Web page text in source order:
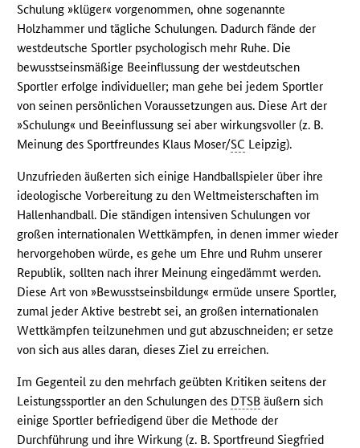
Schulung »klüger« vorgenommen, ohne sogenannte
Holzhammer und tägliche Schulungen. Dadurch fände der
westdeutsche Sportler psychologisch mehr Ruhe. Die
bewusstseinsmäßige Beeinflussung der westdeutschen
Sportler erfolge individueller; man gehe bei jedem Sportler
von seinen persönlichen Voraussetzungen aus. Diese Art der
»Schulung« und Beeinflussung sei aber wirkungsvoller (z. B.
Meinung des Sportfreundes Klaus Moser/SC Leipzig).
Unzufrieden äußerten sich einige Handballspieler über ihre
ideologische Vorbereitung zu den Weltmeisterschaften im
Hallenhandball. Die ständigen intensiven Schulungen vor
großen internationalen Wettkämpfen, in denen immer wieder
hervorgehoben würde, es gehe um Ehre und Ruhm unserer
Republik, sollten nach ihrer Meinung eingedämmt werden.
Diese Art von »Bewusstseinsbildung« ermüde unsere Sportler,
zumal jeder Aktive bestrebt sei, an großen internationalen
Wettkämpfen teilzunehmen und gut abzuschneiden; er setze
von sich aus alles daran, dieses Ziel zu erreichen.
Im Gegenteil zu den mehrfach geübten Kritiken seitens der
Leistungssportler an den Schulungen des DTSB äußern sich
einige Sportler befriedigend über die Methode der
Durchführung und ihre Wirkung (z. B. Sportfreund Siegfried